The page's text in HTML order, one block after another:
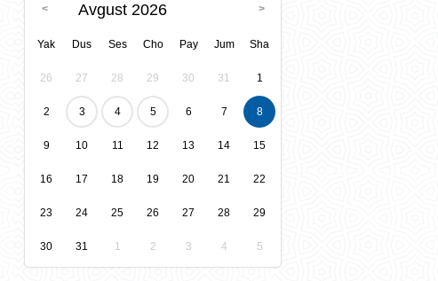
Avgust 2026
Yak Dus Ses Cho Pay Jum Sha
26 27 28 29 30 31 1
2 3 4 5 6 7 8
9 10 11 12 13 14 15
16 17 18 19 20 21 22
23 24 25 26 27 28 29
30 31 1 2 3 4 5